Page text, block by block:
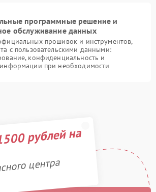
программные решение и
обслуживание данных
прошивок и инструментов,
с пользовательскими данными:
конфиденциальность и
информации при необходимости
рублей на
центра